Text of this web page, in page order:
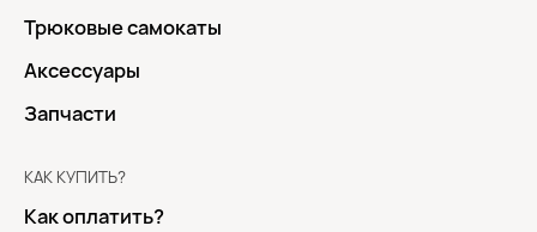
Трюковые самокаты
Аксессуары
Запчасти
КАК КУПИТЬ?
Как оплатить?